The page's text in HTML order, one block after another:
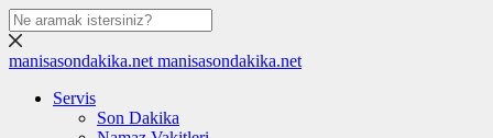
manisasondakika.net manisasondakika.net
Servis
Son Dakika